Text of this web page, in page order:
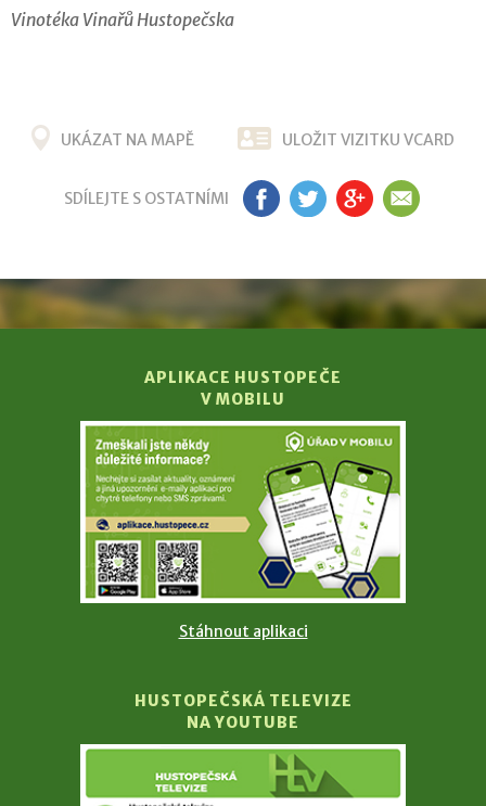
Vinotéka Vinařů Hustopečska
UKÁZAT NA MAPĚ ULOŽIT VIZITKU VCARD
SDÍLEJTE S OSTATNÍMI FB TW G+ EM
APLIKACE HUSTOPEČE
V MOBILU
Stáhnout aplikaci
HUSTOPEČSKÁ TELEVIZE
NA YOUTUBE